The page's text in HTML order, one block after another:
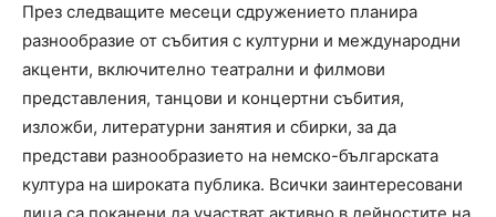
През следващите месеци сдружението планира
разнообразие от събития с културни и международни
акценти, включително театрални и филмови
представления, танцови и концертни събития,
изложби, литературни занятия и сбирки, за да
представи разнообразието на немско-българската
култура на широката публика. Всички заинтересовани